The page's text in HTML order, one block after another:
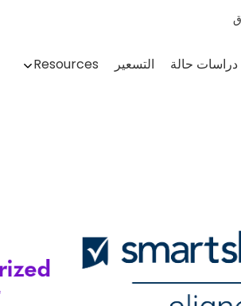
دراسات حالة التسعير Resources